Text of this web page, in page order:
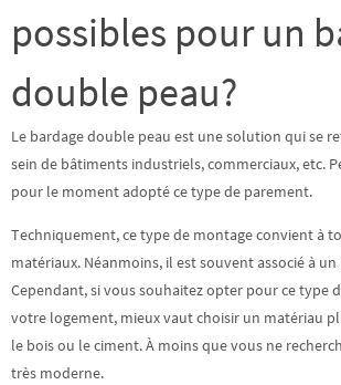
possibles pour un
double peau?
Le bardage double peau est une solution qui se
sein de bâtiments industriels, commerciaux, etc.
pour le moment adopté ce type de parement.
Techniquement, ce type de montage convient à
matériaux. Néanmoins, il est souvent associé à un
Cependant, si vous souhaitez opter pour ce type
votre logement, mieux vaut choisir un matériau
le bois ou le ciment. À moins que vous ne
très moderne.